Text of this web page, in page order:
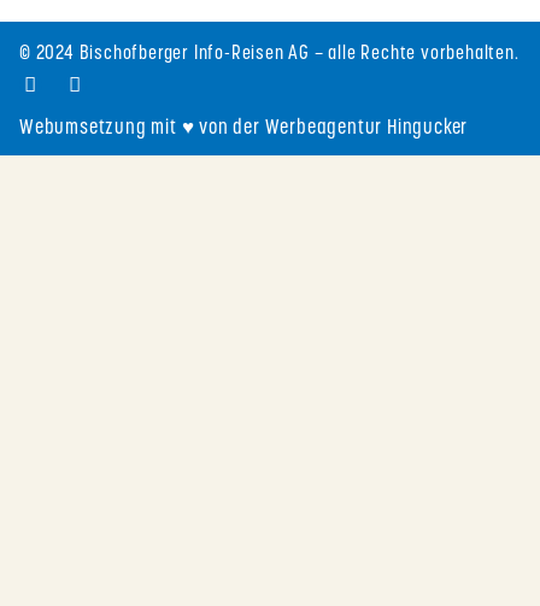
© 2024 Bischofberger Info-Reisen AG – alle Rechte vorbehalten.
Webumsetzung mit ♥ von der Werbeagentur Hingucker